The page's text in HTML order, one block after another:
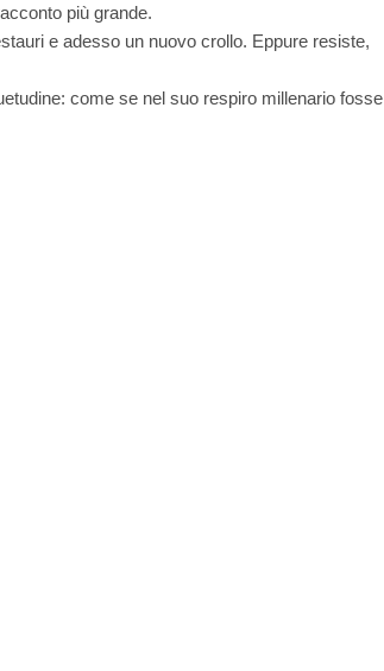
più grande.
e adesso un nuovo crollo. Eppure resiste,
come se nel suo respiro millenario fosse